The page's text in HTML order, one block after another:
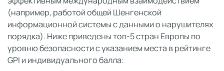
(например, работой общей Шенгенской
информационной системы с данными о нарушителях
порядка). Ниже приведены топ-5 стран Европы по
уровню безопасности с указанием места в рейтинге
GPI и индивидуального балла: